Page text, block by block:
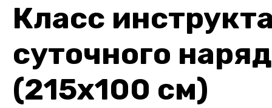
Класс
суточного
(215х100 см)